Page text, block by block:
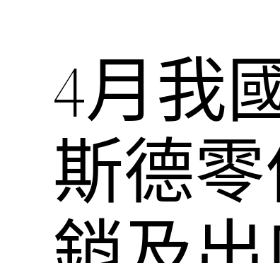
4月我
斯德